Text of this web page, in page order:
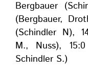
Bergbauer
(Bergbauer,
(Schindler N),
M., Nuss),
Schindler S.)